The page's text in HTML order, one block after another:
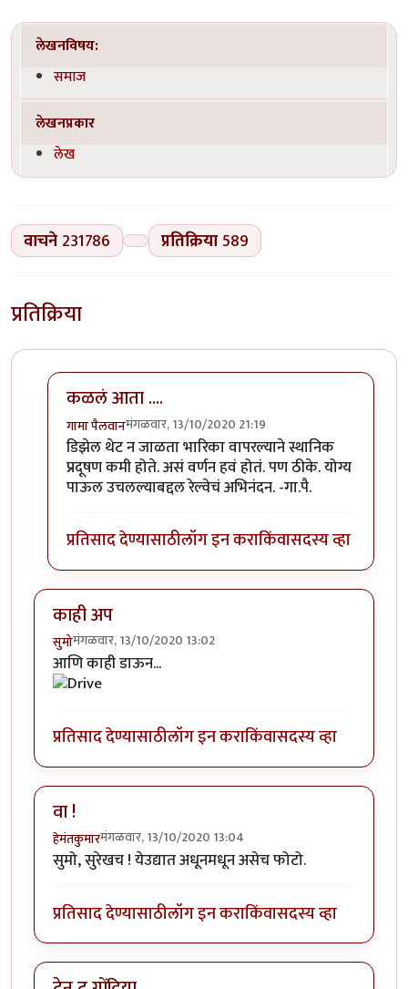
लेखनविषय:
समाज
लेखनप्रकार
लेख
वाचने 231786 प्रतिक्रिया589
प्रतिक्रिया
कळलं आता ....
गामा पैलवानमंगळवार, 13/10/2020 21:19
In reply toबातमीbyहेमंतकुमार
डिझेल थेट न जाळता भारिका वापरल्याने स्थानिक
प्रदूषण कमी होते. असं वर्णन हवं होतं. पण ठीके. योग्य
पाऊल उचलल्याबद्दल रेल्वेचं अभिनंदन. -गा.पै.
प्रतिसाद देण्यासाठीलॉग इन कराकिंवासदस्य व्हा
काही अप
सुमोमंगळवार, 13/10/2020 13:02
आणि काही डाऊन...
प्रतिसाद देण्यासाठीलॉग इन कराकिंवासदस्य व्हा
वा !
हेमंतकुमारमंगळवार, 13/10/2020 13:04
सुमो, सुरेखच ! येउद्यात अधूनमधून असेच फोटो.
प्रतिसाद देण्यासाठीलॉग इन कराकिंवासदस्य व्हा